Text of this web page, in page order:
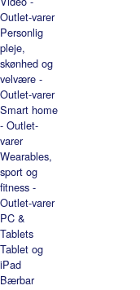
Outlet-varer
Personlig
pleje,
skønhed og
velvære -
Outlet-varer
Smart home
- Outlet-
varer
Wearables,
sport og
fitness -
Outlet-varer
PC &
Tablets
Tablet og
iPad
Bærbar